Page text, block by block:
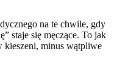
na te chwile, gdy
staje się męczące. To jak
kieszeni, minus wątpliwe